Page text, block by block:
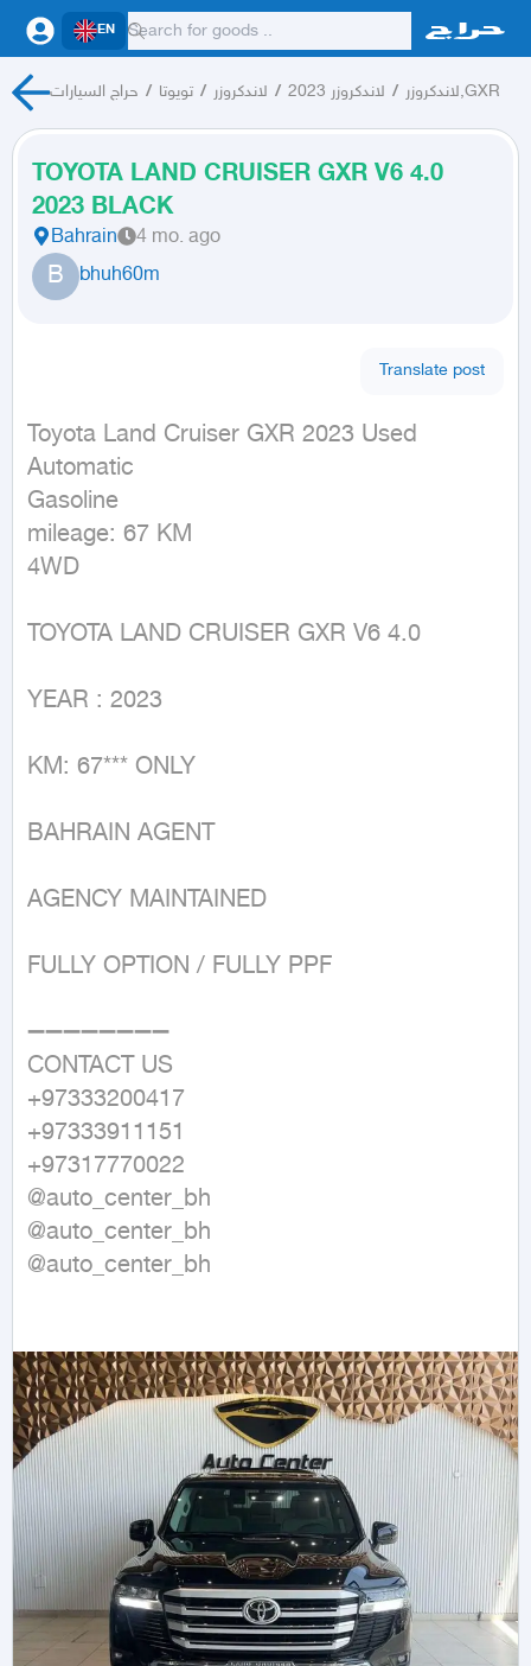
EN
حراج السيارات / تويوتا / لاندكروزر / لاندكروزر 2023 / لاندكروزر,GXR
TOYOTA LAND CRUISER GXR V6 4.0
2023 BLACK
Bahrain 4 mo. ago
B bhuh60m
Translate post
Toyota Land Cruiser GXR 2023 Used
Automatic
Gasoline
mileage: 67 KM
4WD
TOYOTA LAND CRUISER GXR V6 4.0
YEAR : 2023
KM: 67*** ONLY
BAHRAIN AGENT
AGENCY MAINTAINED
FULLY OPTION / FULLY PPF
➖➖➖➖➖➖➖➖
CONTACT US
+97333200417
+97333911151
+97317770022
@auto_center_bh
@auto_center_bh
@auto_center_bh